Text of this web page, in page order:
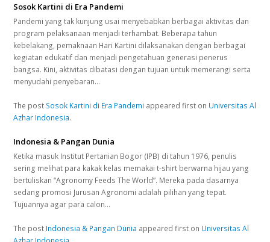
Sosok Kartini di Era Pandemi
Pandemi yang tak kunjung usai menyebabkan berbagai aktivitas dan
program pelaksanaan menjadi terhambat. Beberapa tahun
kebelakang, pemaknaan Hari Kartini dilaksanakan dengan berbagai
kegiatan edukatif dan menjadi pengetahuan generasi penerus
bangsa. Kini, aktivitas dibatasi dengan tujuan untuk memerangi serta
menyudahi penyebaran…
The post Sosok Kartini di Era Pandemi appeared first on Universitas Al
Azhar Indonesia.
Indonesia & Pangan Dunia
Ketika masuk Institut Pertanian Bogor (IPB) di tahun 1976, penulis
sering melihat para kakak kelas memakai t-shirt berwarna hijau yang
bertuliskan “Agronomy Feeds The World”. Mereka pada dasarnya
sedang promosi Jurusan Agronomi adalah pilihan yang tepat.
Tujuannya agar para calon…
The post Indonesia & Pangan Dunia appeared first on Universitas Al